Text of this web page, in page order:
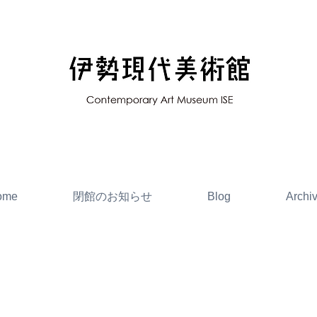
閉館のお知らせ Blog